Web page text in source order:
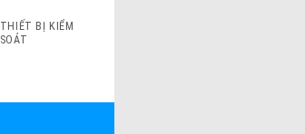
THIẾT BỊ KIỂM
SOÁT